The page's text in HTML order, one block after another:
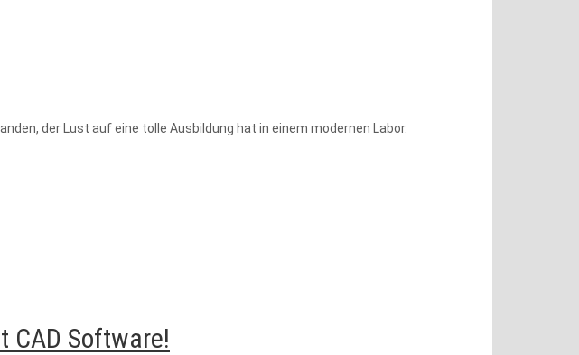
der Lust auf eine tolle Ausbildung hat in einem modernen Labor.
CAD Software!